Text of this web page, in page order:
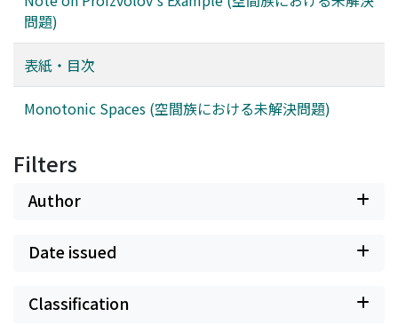
問題)
表紙・目次
Monotonic Spaces (空間族における未解決問題)
Filters
Author
Date issued
Classification